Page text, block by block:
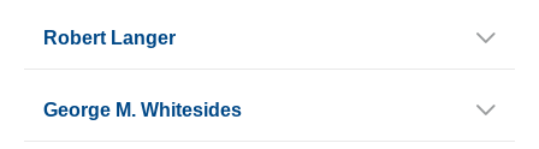
Robert Langer
George M. Whitesides